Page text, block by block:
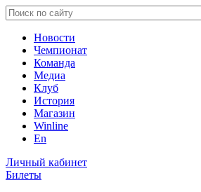
Новости
Чемпионат
Команда
Медиа
Клуб
История
Магазин
Winline
En
Личный кабинет
Билеты